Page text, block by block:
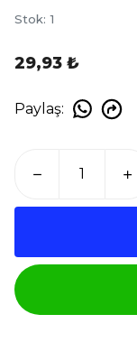
Stok: 1
29,93 ₺
Paylaş: